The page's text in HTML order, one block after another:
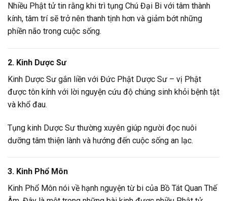
Nhiều Phật tử tin rằng khi trì tụng Chú Đại Bi với tâm thành
kính, tâm trí sẽ trở nên thanh tịnh hơn và giảm bớt những
phiền não trong cuộc sống.
2. Kinh Dược Sư
Kinh Dược Sư gắn liền với Đức Phật Dược Sư – vị Phật
được tôn kính với lời nguyện cứu độ chúng sinh khỏi bệnh tật
và khổ đau.
Tụng kinh Dược Sư thường xuyên giúp người đọc nuôi
dưỡng tâm thiện lành và hướng đến cuộc sống an lạc.
3. Kinh Phổ Môn
Kinh Phổ Môn nói về hạnh nguyện từ bi của Bồ Tát Quan Thế